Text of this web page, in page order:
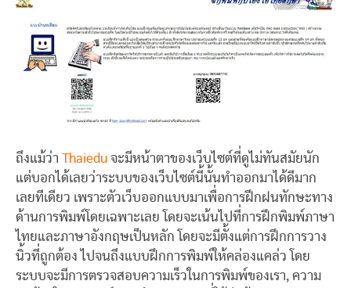
ถึงแม้ว่า Thaiedu จะมีหน้าตาของเว็บไซต์ที่ดูไม่ทันสมัยนัก
แต่บอกได้เลยว่าระบบของเว็บไซต์นี้นั้นทำออกมาได้ดีมาก
เลยทีเดียว เพราะตัวเว็บออกแบบมาเพื่อการฝึกฝนทักษะทาง
ด้านการพิมพ์โดยเฉพาะเลย โดยจะเน้นไปที่การฝึกพิมพ์ภาษา
ไทยและภาษาอังกฤษเป็นหลัก โดยจะมีตั้งแต่การฝึกการวาง
นิ้วที่ถูกต้อง ไปจนถึงแบบฝึกการพิมพ์ให้คล่องแคล่ว โดย
ระบบจะมีการตรวจสอบความเร็วในการพิมพ์ของเรา, ความ